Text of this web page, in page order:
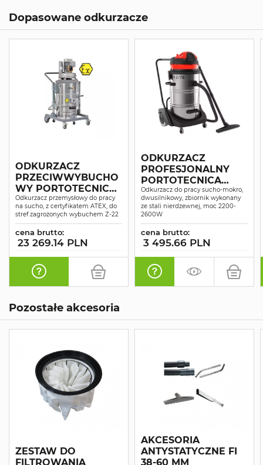
Dopasowane odkurzacze
ODKURZACZ
PRZECIWWYBUCHO
WY PORTOTECNICA
PLANET 152 ATEX
Odkurzacz przemysłowy do pracy
na sucho, z certyfikatem ATEX, do
stref zagrożonych wybuchem Z-22
cena brutto:
23 269.14 PLN
ODKURZACZ
PROFESJONALNY
PORTOTECNICA
TOPPER 2/78 W&D
SUCHO-MOKRO
Odkurzacz do pracy sucho-mokro,
dwusilnikowy, zbiornik wykonany
ze stali nierdzewnej, moc 2200-
2600W
cena brutto:
3 495.66 PLN
Pozostałe akcesoria
ZESTAW DO
FILTROWANIA
AKCESORIA
ANTYSTATYCZNE FI
38-60 MM